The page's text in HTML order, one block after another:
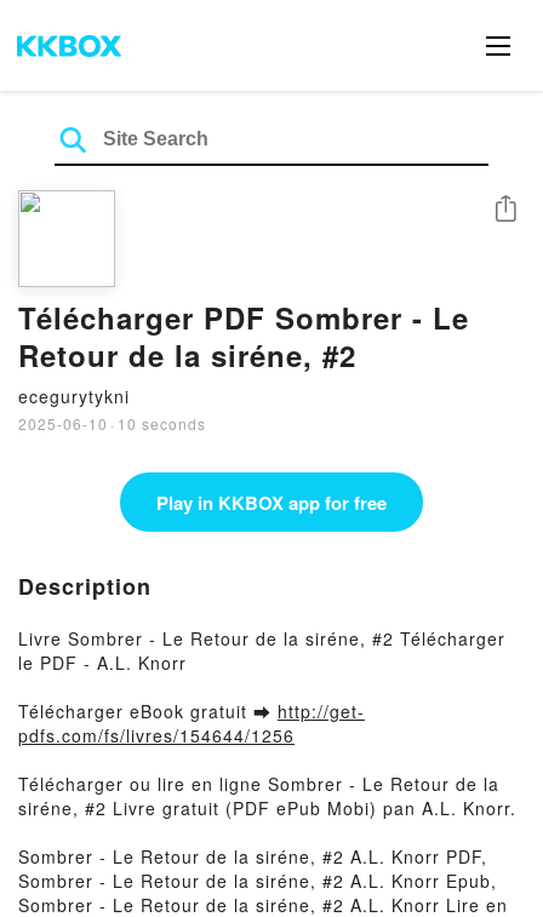
Télécharger PDF Sombrer - Le
Retour de la siréne, #2
ecegurytykni
2025-06-10 · 10 seconds
Share
Play in KKBOX app for free
Description
Livre Sombrer - Le Retour de la siréne, #2 Télécharger
le PDF - A.L. Knorr
Télécharger eBook gratuit ➡ http://get-
pdfs.com/fs/livres/154644/1256
Télécharger ou lire en ligne Sombrer - Le Retour de la
siréne, #2 Livre gratuit (PDF ePub Mobi) pan A.L. Knorr.
Sombrer - Le Retour de la siréne, #2 A.L. Knorr PDF,
Sombrer - Le Retour de la siréne, #2 A.L. Knorr Epub,
Sombrer - Le Retour de la siréne, #2 A.L. Knorr Lire en